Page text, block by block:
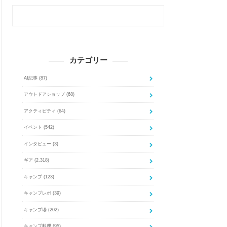
カテゴリー
AI記事 (87)
アウトドアショップ (68)
アクティビティ (64)
イベント (542)
インタビュー (3)
ギア (2,318)
キャンプ (123)
キャンプレポ (39)
キャンプ場 (202)